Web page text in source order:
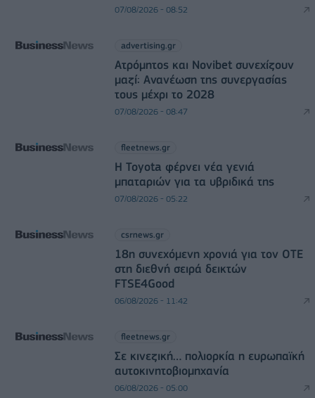
07/08/2026 - 08:52
advertising.gr
Ατρόμητος και Novibet συνεχίζουν
μαζί: Ανανέωση της συνεργασίας
τους μέχρι το 2028
07/08/2026 - 08:47
fleetnews.gr
Η Toyota φέρνει νέα γενιά
μπαταριών για τα υβριδικά της
07/08/2026 - 05:22
csrnews.gr
18η συνεχόμενη χρονιά για τον ΟΤΕ
στη διεθνή σειρά δεικτών
FTSE4Good
06/08/2026 - 11:42
fleetnews.gr
Σε κινεζική… πολιορκία η ευρωπαϊκή
αυτοκινητοβιομηχανία
06/08/2026 - 05:00